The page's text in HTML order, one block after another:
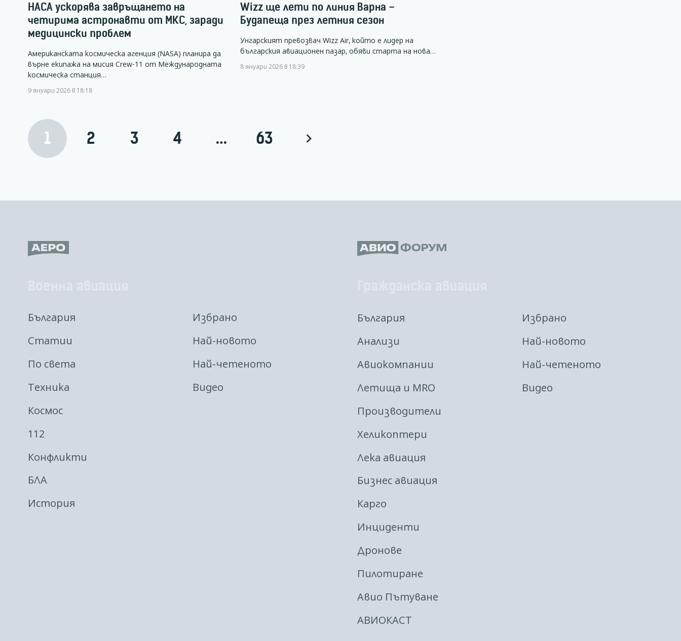
НАСА ускорява завръщането на
четирима астронавти от МКС, заради
медицински проблем
Американската космическа агенция (NASA) планира да
върне екипажа на мисия Crew-11 от Международната
космическа станция…
9 януари 2026 в 18:18
Wizz ще лети по линия Варна –
Будапеща през летния сезон
Унгарският превозвач Wizz Air, който е лидер на
българския авиационен пазар, обяви старта на нова…
8 януари 2026 в 18:39
1 2 3 4 … 63
България
Статии
По света
Техника
Космос
112
Конфликти
БЛА
История
Избрано
Най-новото
Най-четеното
Видео
България
Анализи
Авиокомпании
Летища и MRO
Производители
Хеликоптери
Лека авиация
Бизнес авиация
Карго
Инциденти
Дронове
Пилотиране
Авио Пътуване
АВИОКАСТ
Избрано
Най-новото
Най-четеното
Видео